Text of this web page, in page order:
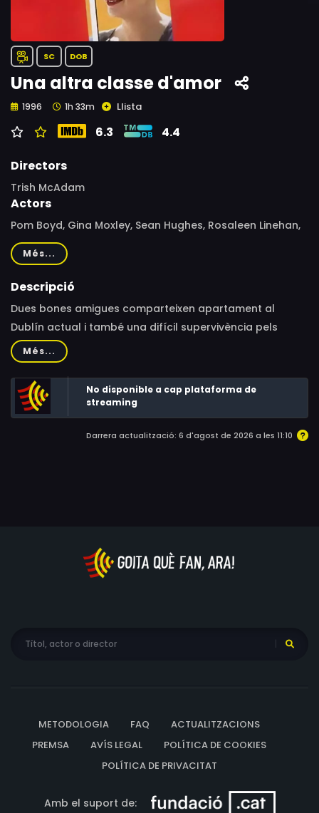
SC DOB
Una altra classe d'amor
1996 1h 33m Llista
6.3 4.4
Directors
Trish McAdam
Actors
Pom Boyd, Gina Moxley, Sean Hughes, Rosaleen Linehan,
Anne-Sophie Briest, Paudge Behan
Més...
Descripció
Dues bones amigues comparteixen apartament al
Dublín actual i també una difícil supervivència pels
carrers de la ciutat. Les seves vides privades, cada cop
més complicades, tenen conseqüències en la seva
amistat fins que els esdeveniments prenguin un nou
camí.
Més...
No disponible a cap plataforma de
streaming
Darrera actualització: 6 d'agost de 2026 a les 11:10
METODOLOGIA FAQ
ACTUALITZACIONS
PREMSA
AVÍS LEGAL
POLÍTICA DE COOKIES
POLÍTICA DE PRIVACITAT
Amb el suport de: